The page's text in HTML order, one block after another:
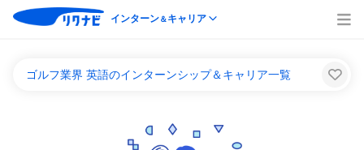
インターン＆キャリア
ゴルフ業界 英語のインターンシップ＆キャリア一覧